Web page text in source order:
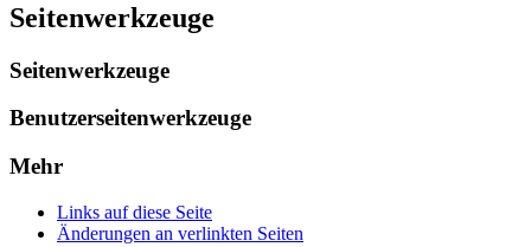
Seitenwerkzeuge
Seitenwerkzeuge
Benutzerseitenwerkzeuge
Mehr
Links auf diese Seite
Änderungen an verlinkten Seiten